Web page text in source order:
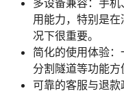
多设备兼容：手
用能力，特别是
况下很重要。
简化的使用体验：
分割隧道等功能方
可靠的客服与退